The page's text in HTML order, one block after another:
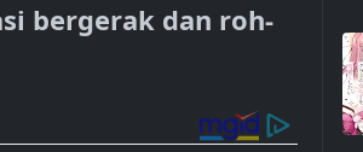
bergerak dan roh-